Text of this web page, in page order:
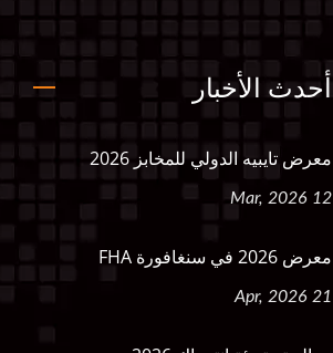
أحدث الأخبار
معرض تايبيه الدولي للمخابز 2026
12 Mar, 2026
معرض 2026 في سنغافورة FHA
21 Apr, 2026